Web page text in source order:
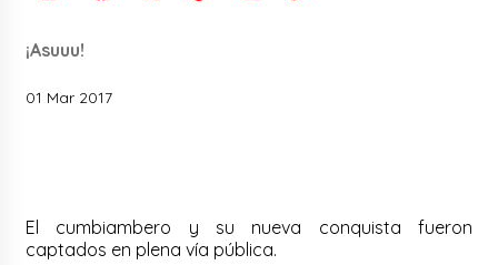
¡Asuuu!
01 Mar 2017
El cumbiambero y su nueva conquista fueron
captados en plena vía pública.